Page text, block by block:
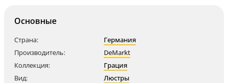
Основные
Страна:
Германия
Производитель:
DeMarkt
Коллекция:
Грация
Вид:
Люстры